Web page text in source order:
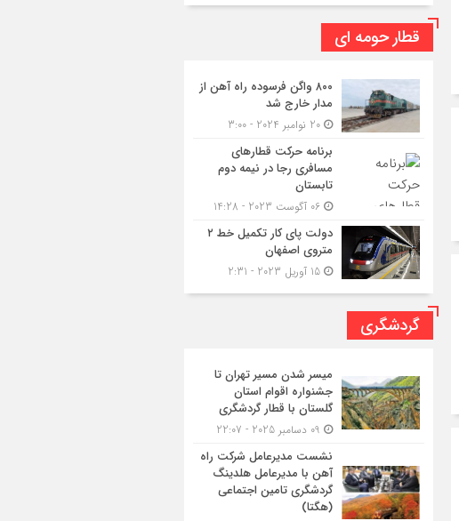
قطار حومه ای
۸۰۰ واگن فرسوده راه آهن از
مدار خارج شد
برنامه حرکت قطارهای
مسافری رجا در نیمه دوم
تابستان
دولت پای کار تکمیل خط ۲
متروی اصفهان
گردشگری
میسر شدن مسیر تهران تا
جشنواره اقوام استان
گلستان با قطار گردشگری
نشست مدیرعامل شرکت راه
آهن با مدیرعامل هلدینگ
گردشگری تامین اجتماعی
(هگتا)